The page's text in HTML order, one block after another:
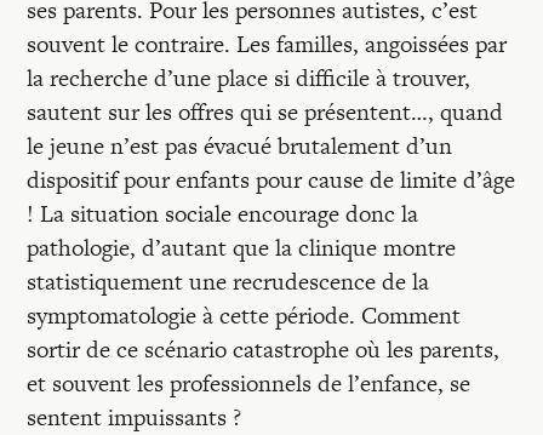
Recherches
Entretiens
Revues
Colloque
Mon panier
ses parents. Pour les personnes autistes, c’est
souvent le contraire. Les familles, angoissées par
la recherche d’une place si difficile à trouver,
sautent sur les offres qui se présentent…, quand
le jeune n’est pas évacué brutalement d’un
dispositif pour enfants pour cause de limite d’âge
! La situation sociale encourage donc la
pathologie, d’autant que la clinique montre
statistiquement une recrudescence de la
symptomatologie à cette période. Comment
sortir de ce scénario catastrophe où les parents,
et souvent les professionnels de l’enfance, se
sentent impuissants ?